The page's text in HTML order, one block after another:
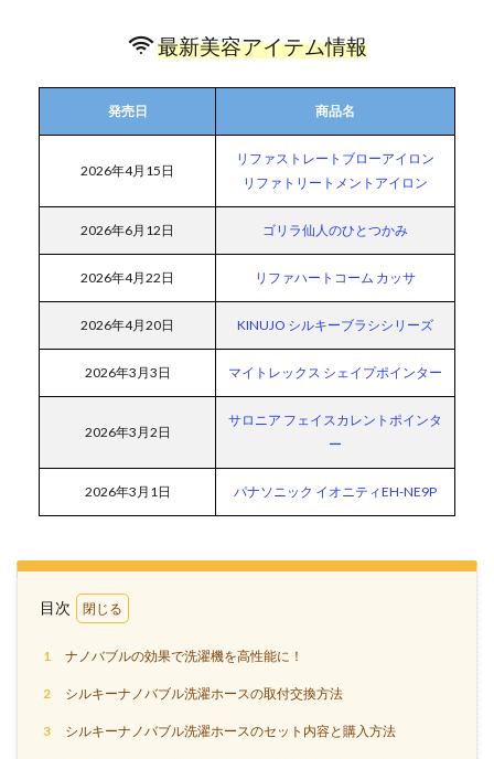
最新美容アイテム情報
発売日 商品名
2026年4月15日
リファストレートブローアイロン
リファトリートメントアイロン
2026年6月12日 ゴリラ仙人のひとつかみ
2026年4月22日 リファハートコーム カッサ
2026年4月20日 KINUJO シルキーブラシシリーズ
2026年3月3日 マイトレックス シェイプポインター
2026年3月2日
サロニア フェイスカレントポインタ
ー
2026年3月1日 パナソニック イオニティEH-NE9P
目次
1 ナノバブルの効果で洗濯機を高性能に！
2 シルキーナノバブル洗濯ホースの取付交換方法
3 シルキーナノバブル洗濯ホースのセット内容と購入方法